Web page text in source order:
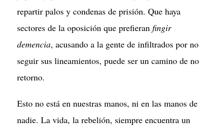
repartir palos y condenas de prisión. Que haya
sectores de la oposición que prefieran fingir
demencia, acusando a la gente de infiltrados por no
seguir sus lineamientos, puede ser un camino de no
retorno.
Esto no está en nuestras manos, ni en las manos de
nadie. La vida, la rebelión, siempre encuentra un